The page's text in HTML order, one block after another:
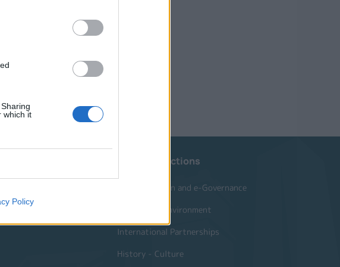
which it
Policy
Website Sections
Administration and e-Governance
Built Urban Environment
International Partnerships
History - Culture